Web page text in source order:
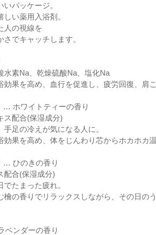
パッケージ。
い薬用入浴剤。
人の視線を
でキャッチします。
水素Na、乾燥硫酸Na、塩化Na
効果を高め、血行を促進し、疲労回復、肩
… ホワイトティーの香り
ス配合(保湿成分)
手足の冷えが気になる人に。
効果を高め、体をじんわり芯からホカホカ温
… ひのきの香り
配合(保湿成分)
たまった疲れ。
檜の香りでリラックスしながら、その日の
ベンダーの香り